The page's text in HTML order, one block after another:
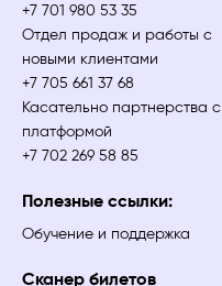
+7 701 980 53 35
Отдел продаж и работы с
новыми клиентами
+7 705 661 37 68
Касательно партнерства с
платформой
+7 702 269 58 85
Полезные ссылки:
Обучение и поддержка
Сканер билетов